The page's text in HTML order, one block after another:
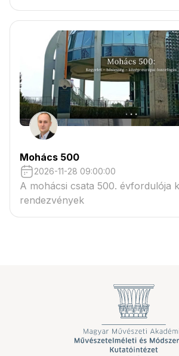
Mohács 500
2026-11-28 09:00:00
A mohácsi csata 500. évfordulója
rendezvények